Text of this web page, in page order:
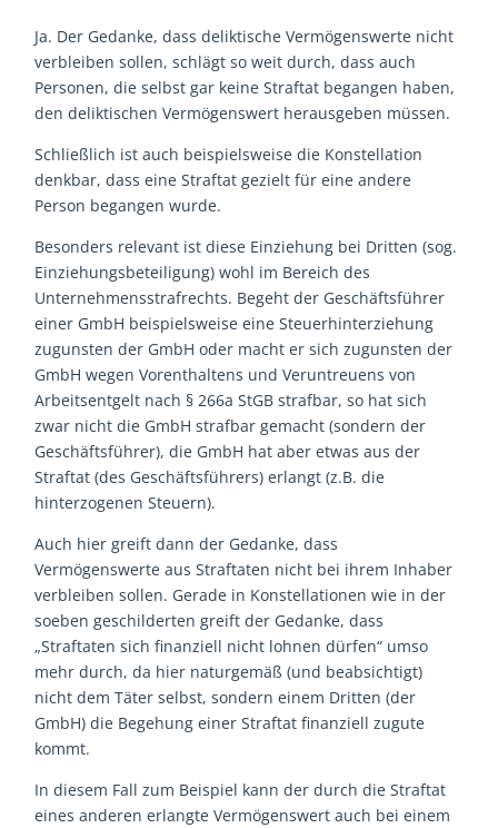
Ja. Der Gedanke, dass deliktische Vermögenswerte nicht
verbleiben sollen, schlägt so weit durch, dass auch
Personen, die selbst gar keine Straftat begangen haben,
den deliktischen Vermögenswert herausgeben müssen.
Schließlich ist auch beispielsweise die Konstellation
denkbar, dass eine Straftat gezielt für eine andere
Person begangen wurde.
Besonders relevant ist diese Einziehung bei Dritten (sog.
Einziehungsbeteiligung) wohl im Bereich des
Unternehmensstrafrechts. Begeht der Geschäftsführer
einer GmbH beispielsweise eine Steuerhinterziehung
zugunsten der GmbH oder macht er sich zugunsten der
GmbH wegen Vorenthaltens und Veruntreuens von
Arbeitsentgelt nach § 266a StGB strafbar, so hat sich
zwar nicht die GmbH strafbar gemacht (sondern der
Geschäftsführer), die GmbH hat aber etwas aus der
Straftat (des Geschäftsführers) erlangt (z.B. die
hinterzogenen Steuern).
Auch hier greift dann der Gedanke, dass
Vermögenswerte aus Straftaten nicht bei ihrem Inhaber
verbleiben sollen. Gerade in Konstellationen wie in der
soeben geschilderten greift der Gedanke, dass
„Straftaten sich finanziell nicht lohnen dürfen“ umso
mehr durch, da hier naturgemäß (und beabsichtigt)
nicht dem Täter selbst, sondern einem Dritten (der
GmbH) die Begehung einer Straftat finanziell zugute
kommt.
In diesem Fall zum Beispiel kann der durch die Straftat
eines anderen erlangte Vermögenswert auch bei einem